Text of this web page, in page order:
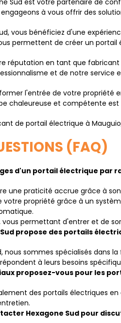
Sud est votre partenaire de
à vous offrir des
vous bénéficiez d'une
permettent de créer un
réputation en tant que
et de notre service
l'entrée de votre
chaleureuse et compétente
de portail électrique à
(FAQ)
d'un portail électrique par
une praticité accrue grâce à
votre propriété grâce à un
permettant d'entrer et de
propose des portails
nous sommes spécialisés dans
à leurs besoins
proposez-vous pour les
des portails électriques
Hexagone Sud pour